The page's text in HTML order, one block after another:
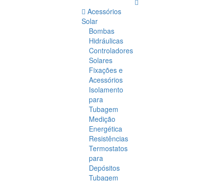
Acessórios
Solar
Bombas
Hidráulicas
Controladores
Solares
Fixações e
Acessórios
Isolamento
para
Tubagem
Medição
Energética
Resistências
Termostatos
para
Depósitos
Tubagem